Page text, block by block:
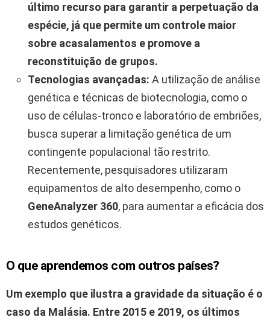
último recurso para garantir a perpetuação da
espécie, já que permite um controle maior
sobre acasalamentos e promove a
reconstituição de grupos.
Tecnologias avançadas: A utilização de análise
genética e técnicas de biotecnologia, como o
uso de células-tronco e laboratório de embriões,
busca superar a limitação genética de um
contingente populacional tão restrito.
Recentemente, pesquisadores utilizaram
equipamentos de alto desempenho, como o
GeneAnalyzer 360, para aumentar a eficácia dos
estudos genéticos.
O que aprendemos com outros países?
Um exemplo que ilustra a gravidade da situação é o
caso da Malásia. Entre 2015 e 2019, os últimos